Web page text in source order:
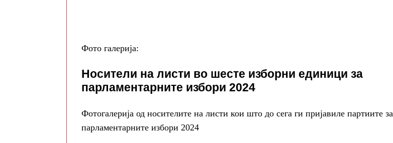
Фото галерија:
Носители на листи во шесте изборни единици за
парламентарните избори 2024
Фотогалерија од носителите на листи кои што до сега ги пријавиле партиите за
парламентарните избори 2024